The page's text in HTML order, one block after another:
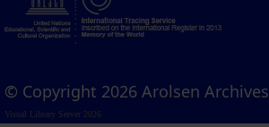
© Copyright 2026 Arolsen Archives
Visual Library Server 2026